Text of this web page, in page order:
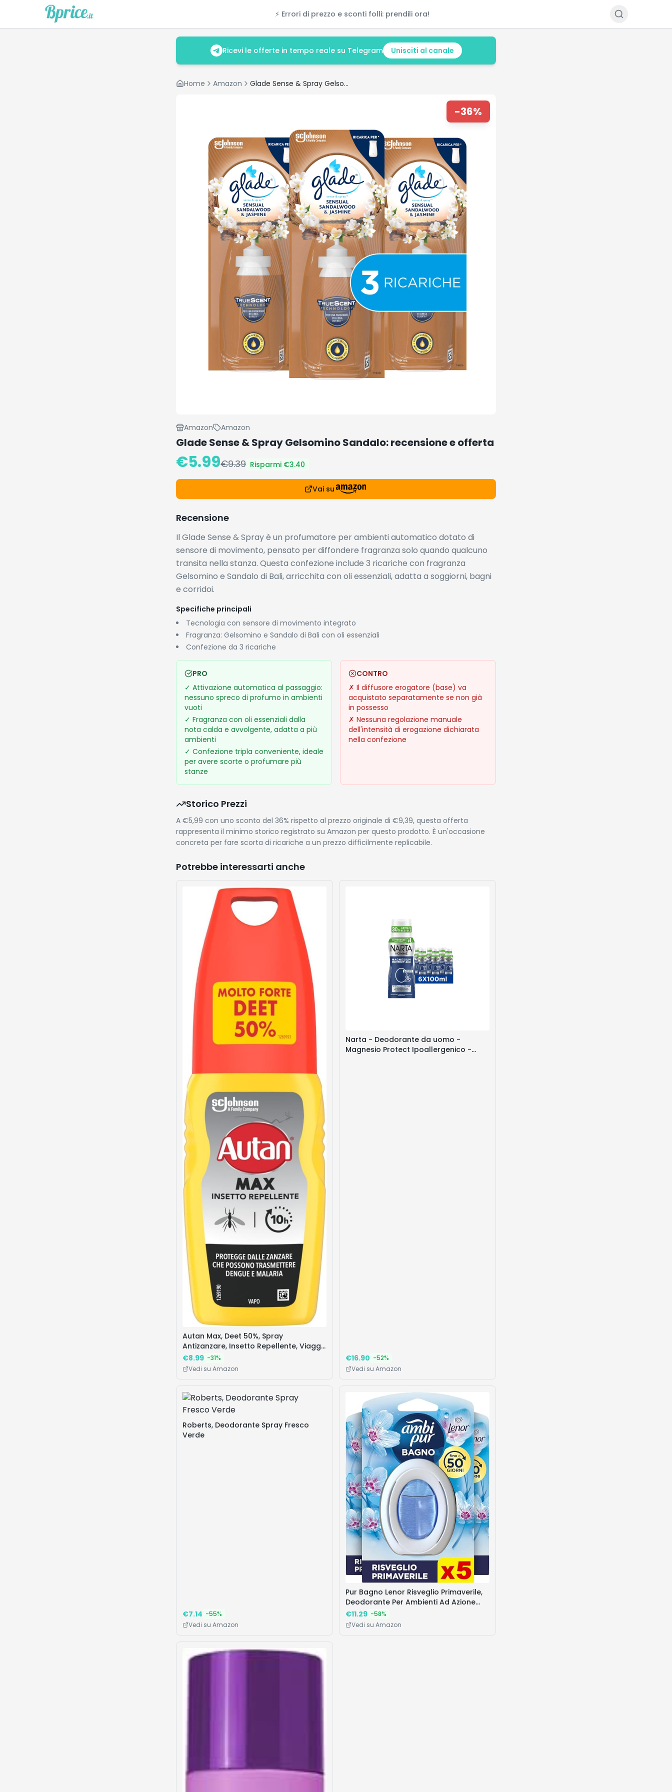
⚡ Errori di prezzo e sconti folli: prendili ora!
Ricevi le offerte in tempo reale su Telegram Unisciti al canale
Home Amazon Glade Sense & Spray Gelsomino Sandalo: recensione e offerta
-36%
Amazon Amazon
Glade Sense & Spray Gelsomino Sandalo: recensione e offerta
€5.99€9.39 Risparmi €3.40
Vai su
Recensione
Il Glade Sense & Spray è un profumatore per ambienti automatico dotato di
sensore di movimento, pensato per diffondere fragranza solo quando qualcuno
transita nella stanza. Questa confezione include 3 ricariche con fragranza
Gelsomino e Sandalo di Bali, arricchita con oli essenziali, adatta a soggiorni, bagni
e corridoi.
Specifiche principali
Tecnologia con sensore di movimento integrato
Fragranza: Gelsomino e Sandalo di Bali con oli essenziali
Confezione da 3 ricariche
PRO
✓ Attivazione automatica al passaggio:
nessuno spreco di profumo in ambienti
vuoti
✓ Fragranza con oli essenziali dalla
nota calda e avvolgente, adatta a più
ambienti
✓ Confezione tripla conveniente, ideale
per avere scorte o profumare più
stanze
CONTRO
✗ Il diffusore erogatore (base) va
acquistato separatamente se non già
in possesso
✗ Nessuna regolazione manuale
dell'intensità di erogazione dichiarata
nella confezione
Storico Prezzi
A €5,99 con uno sconto del 36% rispetto al prezzo originale di €9,39, questa offerta
rappresenta il minimo storico registrato su Amazon per questo prodotto. È un'occasione
concreta per fare scorta di ricariche a un prezzo difficilmente replicabile.
Potrebbe interessarti anche
Autan Max, Deet 50%, Spray
Antizanzare, Insetto Repellente, Viaggi
Tropicali e Zone Infestate, Protezione
fino a 10 ore, Contro Zanzare che
Malaria, 1 Confezione da 100ml
€8.99 -31%
Vedi su Amazon
Narta - Deodorante da uomo -
Magnesio Protect Ipoallergenico -
€16.90 -52%
Vedi su Amazon
Roberts, Deodorante Spray Fresco
Verde
€7.14 -55%
Vedi su Amazon
Pur Bagno Lenor Risveglio Primaverile,
Deodorante Per Ambienti Ad Azione
Continua
€11.29 -58%
Vedi su Amazon